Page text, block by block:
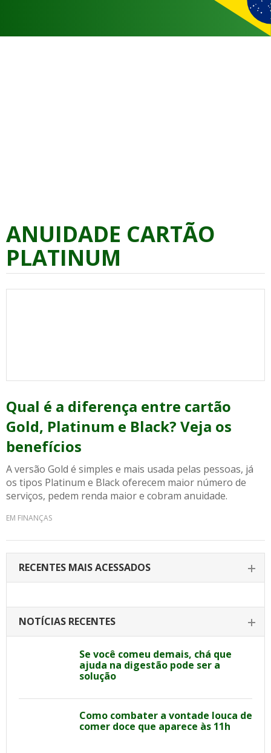
ANUIDADE CARTÃO
PLATINUM
Qual é a diferença entre cartão
Gold, Platinum e Black? Veja os
benefícios
A versão Gold é simples e mais usada pelas pessoas, já
os tipos Platinum e Black oferecem maior número de
serviços, pedem renda maior e cobram anuidade.
EM FINANÇAS
RECENTES MAIS ACESSADOS
NOTÍCIAS RECENTES
Se você comeu demais, chá que
ajuda na digestão pode ser a
solução
Como combater a vontade louca de
comer doce que aparece às 11h